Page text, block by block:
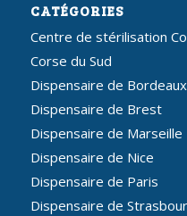
CATÉGORIES
Centre de stérilisation
Corse du Sud
Dispensaire de Bordeaux
Dispensaire de Brest
Dispensaire de Marseille
Dispensaire de Nice
Dispensaire de Paris
Dispensaire de